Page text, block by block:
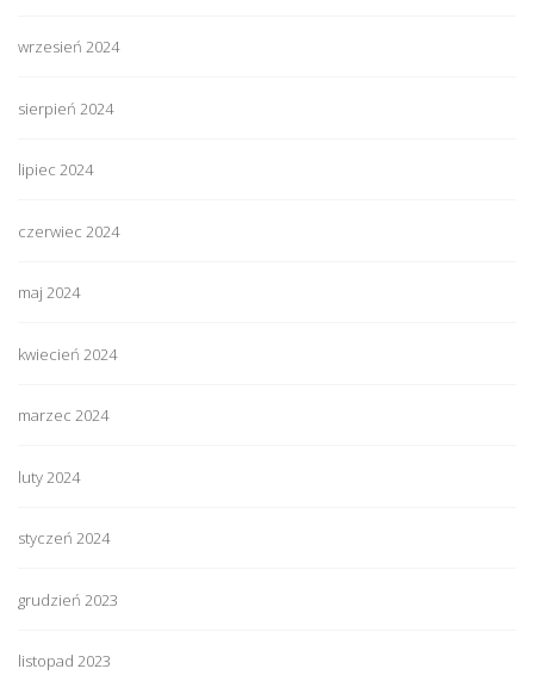
wrzesień 2024
sierpień 2024
lipiec 2024
czerwiec 2024
maj 2024
kwiecień 2024
marzec 2024
luty 2024
styczeń 2024
grudzień 2023
listopad 2023